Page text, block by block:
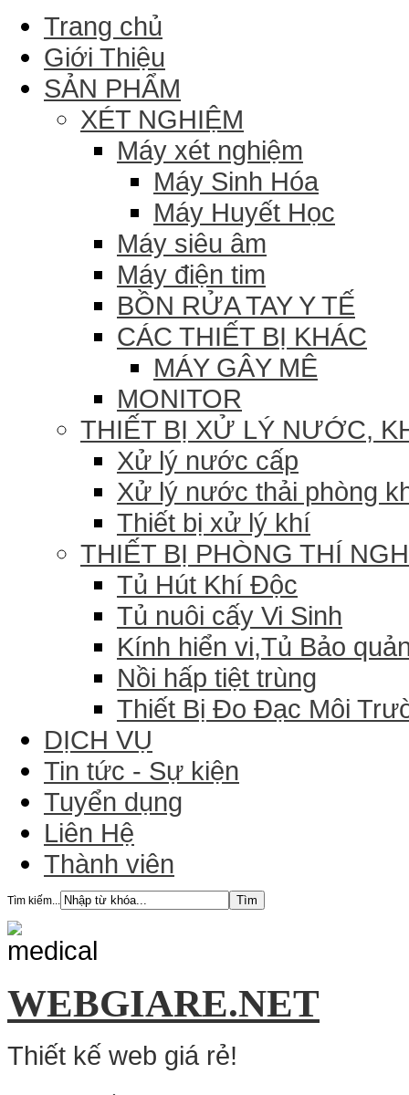
Trang chủ
Giới Thiệu
SẢN PHẨM
XÉT NGHIỆM
Máy xét nghiệm
Máy Sinh Hóa
Máy Huyết Học
Máy siêu âm
Máy điện tim
BỒN RỬA TAY Y TẾ
CÁC THIẾT BỊ KHÁC
MÁY GÂY MÊ
MONITOR
THIẾT BỊ XỬ LÝ NƯỚC,
Xử lý nước cấp
Xử lý nước thải phòng
Thiết bị xử lý khí
THIẾT BỊ PHÒNG THÍ
Tủ Hút Khí Độc
Tủ nuôi cấy Vi Sinh
Kính hiển vi,Tủ Bảo
Nồi hấp tiệt trùng
Thiết Bị Đo Đạc Môi
DỊCH VỤ
Tin tức - Sự kiện
Tuyển dụng
Liên Hệ
Thành viên
Tìm kiếm...
WEBGIARE.NET
Thiết kế web giá rẻ!